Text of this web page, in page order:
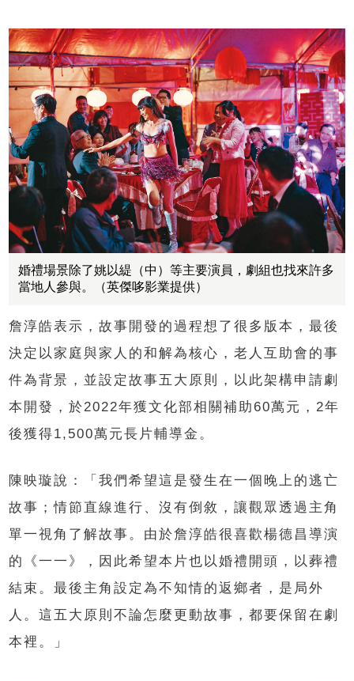
婚禮場景除了姚以緹（中）等主要演員，劇組也找來許多
當地人參與。（英傑哆影業提供）
詹淳皓表示，故事開發的過程想了很多版本，最後
決定以家庭與家人的和解為核心，老人互助會的事
件為背景，並設定故事五大原則，以此架構申請劇
本開發，於2022年獲文化部相關補助60萬元，2年
後獲得1,500萬元長片輔導金。
陳映璇說：「我們希望這是發生在一個晚上的逃亡
故事；情節直線進行、沒有倒敘，讓觀眾透過主角
單一視角了解故事。由於詹淳皓很喜歡楊德昌導演
的《一一》，因此希望本片也以婚禮開頭，以葬禮
結束。最後主角設定為不知情的返鄉者，是局外
人。這五大原則不論怎麼更動故事，都要保留在劇
本裡。」